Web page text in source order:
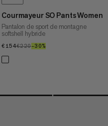
Courmayeur SO Pants Women
Pantalon de sport de montagne
softshell hybride
€154€154
€220€220
–30%